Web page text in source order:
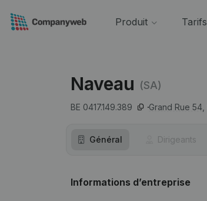
Produit Tarifs
Naveau (SA)
BE 0417.149.389 Grand Rue 54,
Général Dirigeants
Informations d’entreprise